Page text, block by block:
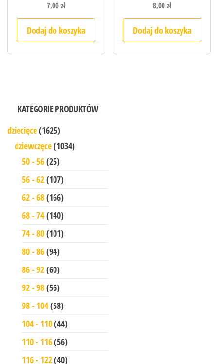
7,00zł
Dodaj do koszyka
8,00zł
Dodaj do koszyka
KATEGORIE PRODUKTÓW
dziecięce(1625)
dziewczęce(1034)
50 - 56(25)
56 - 62(107)
62 - 68(166)
68 - 74(140)
74 - 80(101)
80 - 86(94)
86 - 92(60)
92 - 98(56)
98 - 104(58)
104 - 110(44)
110 - 116(56)
116 - 122(40)